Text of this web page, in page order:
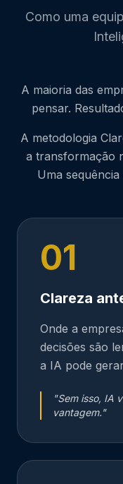
Como uma
A maioria das
pensar.
A metodologia
a transformação
Uma
01
Clareza
Onde a
decisões são
a IA pode
"Sem isso, IA
vantagem."